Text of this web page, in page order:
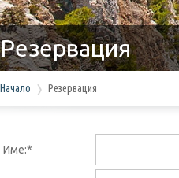
Резервация
Начало Резервация
Име:*